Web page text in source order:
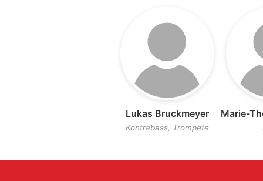
Lukas Bruckmeyer
Kontrabass, Trompete
Marie-